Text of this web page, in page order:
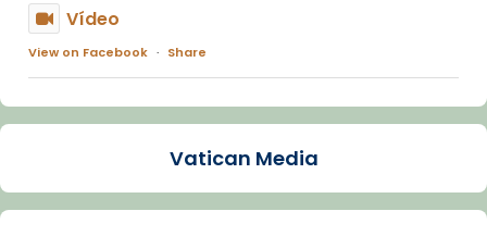
Vídeo
View on Facebook · Share
Arquebisbat de Barcelona
La Carmina va patir depressió. Fa gairebé
dos mesos, a l'Estadi Lluís Companys, la
Vatican Media